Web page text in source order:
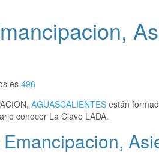
es 496
AGUASCALIENTES están
conocer La Clave LADA.